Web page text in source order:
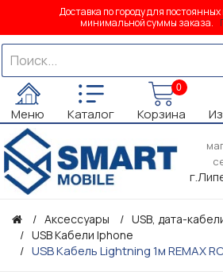
Доставка по городу для постоянных
минимальной суммы заказа.
Меню Каталог
0
Корзина
Аксессуары
USB, дата-
USB Кабели Iphone
USB Кабель Lightning 1м REMAX